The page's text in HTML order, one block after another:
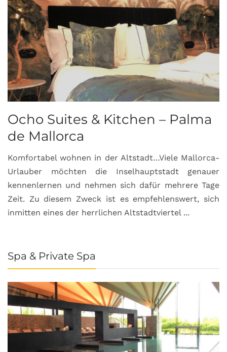
Ocho Suites & Kitchen – Palma
de Mallorca
Komfortabel wohnen in der Altstadt…Viele Mallorca-
Urlauber möchten die Inselhauptstadt genauer
kennenlernen und nehmen sich dafür mehrere Tage
Zeit. Zu diesem Zweck ist es empfehlenswert, sich
inmitten eines der herrlichen Altstadtviertel ...
Spa & Private Spa